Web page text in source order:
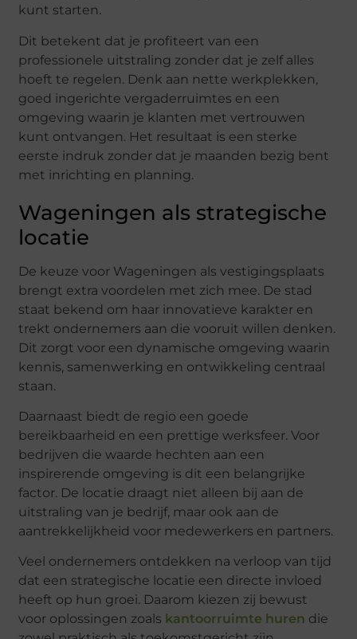
kunt starten.
Dit betekent dat je profiteert van een
professionele uitstraling zonder dat je zelf alles
hoeft te regelen. Denk aan nette werkplekken,
goed ingerichte vergaderruimtes en een
omgeving waarin je klanten met vertrouwen
kunt ontvangen. Het resultaat is een sterke
eerste indruk zonder dat je maanden bezig bent
met inrichting en planning.
Wageningen als strategische
locatie
De keuze voor Wageningen als vestigingsplaats
brengt extra voordelen met zich mee. De stad
staat bekend om haar innovatieve karakter en
trekt ondernemers aan die vooruit willen denken.
Dit zorgt voor een dynamische omgeving waarin
kennis, samenwerking en ontwikkeling centraal
staan.
Daarnaast biedt de regio een goede
bereikbaarheid en een prettige werksfeer. Voor
bedrijven die waarde hechten aan een
inspirerende omgeving is dit een belangrijke
factor. De locatie draagt niet alleen bij aan de
uitstraling van je bedrijf, maar ook aan de
aantrekkelijkheid voor medewerkers en partners.
Veel ondernemers ontdekken na verloop van tijd
dat een strategische locatie een directe invloed
heeft op hun groei. Daarom kiezen zij bewust
voor oplossingen zoals kantoorruimte huren die